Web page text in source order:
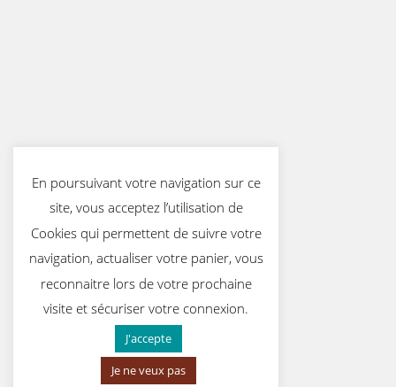
En poursuivant votre navigation sur ce
site, vous acceptez l’utilisation de
Cookies qui permettent de suivre votre
navigation, actualiser votre panier, vous
reconnaitre lors de votre prochaine
visite et sécuriser votre connexion.
J'accepte
Je ne veux pas